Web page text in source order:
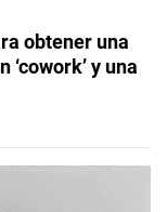
obtener una
y una